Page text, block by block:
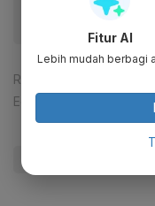
Reporter:
Editor:
Fitur AI
Lebih mudah berbagi